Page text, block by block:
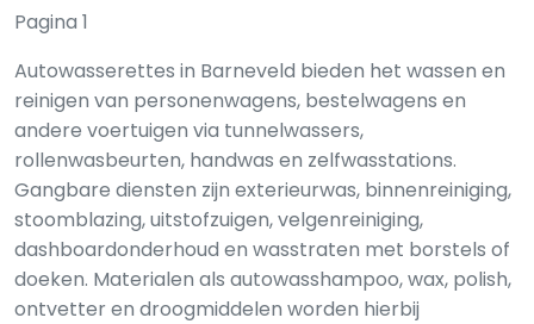
Pagina 1
Autowasserettes in Barneveld bieden het wassen en
reinigen van personenwagens, bestelwagens en
andere voertuigen via tunnelwassers,
rollenwasbeurten, handwas en zelfwasstations.
Gangbare diensten zijn exterieurwas, binnenreiniging,
stoomblazing, uitstofzuigen, velgenreiniging,
dashboardonderhoud en wasstraten met borstels of
doeken. Materialen als autowasshampoo, wax, polish,
ontvetter en droogmiddelen worden hierbij